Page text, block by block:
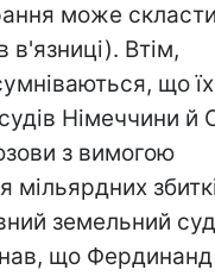
може
в'язниці). Втім,
що їх
Німеччини
з вимогою
мільярдних
земельний
що Фердинанд